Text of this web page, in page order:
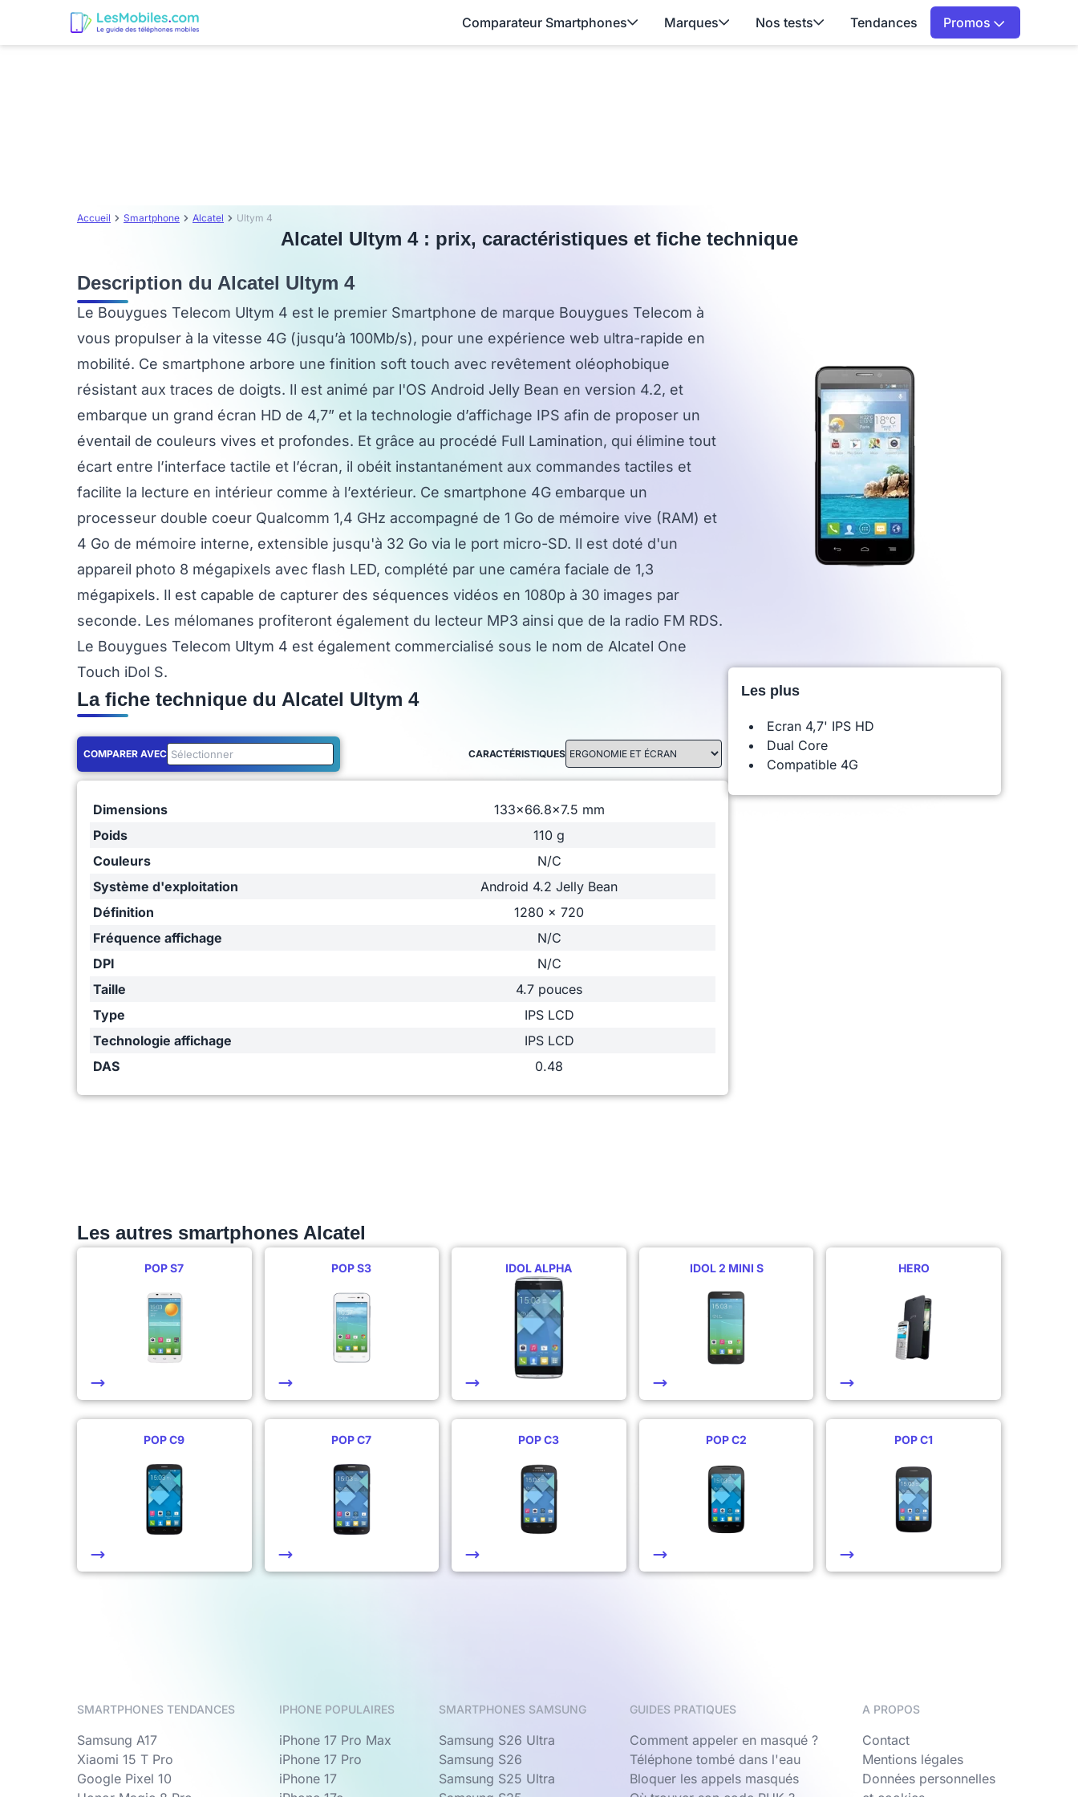
Comparateur Smartphones Marques Nos tests Tendances Promos
Accueil Smartphone Alcatel Ultym 4
Alcatel Ultym 4 : prix, caractéristiques et fiche technique
Les plus
Ecran 4,7' IPS HD
Dual Core
Compatible 4G
Description du Alcatel Ultym 4
Le Bouygues Telecom Ultym 4 est le premier Smartphone de marque Bouygues Telecom à
vous propulser à la vitesse 4G (jusqu’à 100Mb/s), pour une expérience web ultra-rapide en
mobilité. Ce smartphone arbore une finition soft touch avec revêtement oléophobique
résistant aux traces de doigts. Il est animé par l'OS Android Jelly Bean en version 4.2, et
embarque un grand écran HD de 4,7” et la technologie d’affichage IPS afin de proposer un
éventail de couleurs vives et profondes. Et grâce au procédé Full Lamination, qui élimine tout
écart entre l’interface tactile et l’écran, il obéit instantanément aux commandes tactiles et
facilite la lecture en intérieur comme à l’extérieur. Ce smartphone 4G embarque un
processeur double coeur Qualcomm 1,4 GHz accompagné de 1 Go de mémoire vive (RAM) et
4 Go de mémoire interne, extensible jusqu'à 32 Go via le port micro-SD. Il est doté d'un
appareil photo 8 mégapixels avec flash LED, complété par une caméra faciale de 1,3
mégapixels. Il est capable de capturer des séquences vidéos en 1080p à 30 images par
seconde. Les mélomanes profiteront également du lecteur MP3 ainsi que de la radio FM RDS.
Le Bouygues Telecom Ultym 4 est également commercialisé sous le nom de Alcatel One
Touch iDol S.
La fiche technique du Alcatel Ultym 4
COMPARER AVEC CARACTÉRISTIQUES
Dimensions
133x66.8x7.5 mm
Poids
110 g
Couleurs
N/C
Système d'exploitation
Android 4.2 Jelly Bean
Définition
1280 x 720
Fréquence affichage
N/C
DPI
N/C
Taille
4.7 pouces
Type
IPS LCD
Technologie affichage
IPS LCD
DAS
0.48
Les autres smartphones Alcatel
POP S7 POP S3 IDOL ALPHA IDOL 2 MINI S HERO
POP C9 POP C7 POP C3 POP C2 POP C1
SMARTPHONES TENDANCES
Samsung A17
Xiaomi 15 T Pro
Google Pixel 10
IPHONE POPULAIRES
iPhone 17 Pro Max
iPhone 17 Pro
iPhone 17
SMARTPHONES SAMSUNG
Samsung S26 Ultra
Samsung S26
Samsung S25 Ultra
GUIDES PRATIQUES
Comment appeler en masqué ?
Téléphone tombé dans l'eau
Bloquer les appels masqués
A PROPOS
Contact
Mentions légales
Données personnelles